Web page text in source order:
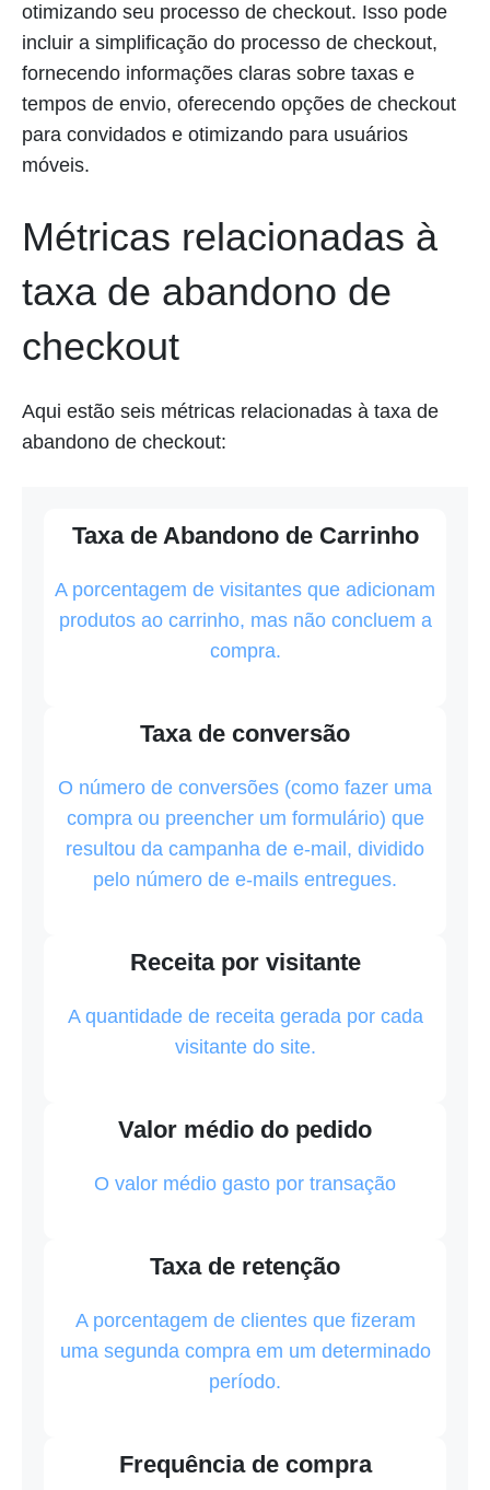
otimizando seu processo de checkout. Isso pode
incluir a simplificação do processo de checkout,
fornecendo informações claras sobre taxas e
tempos de envio, oferecendo opções de checkout
para convidados e otimizando para usuários
móveis.
Métricas relacionadas à
taxa de abandono de
checkout
Aqui estão seis métricas relacionadas à taxa de
abandono de checkout:
Taxa de Abandono de Carrinho
A porcentagem de visitantes que adicionam
produtos ao carrinho, mas não concluem a
compra.
Taxa de conversão
O número de conversões (como fazer uma
compra ou preencher um formulário) que
resultou da campanha de e-mail, dividido
pelo número de e-mails entregues.
Receita por visitante
A quantidade de receita gerada por cada
visitante do site.
Valor médio do pedido
O valor médio gasto por transação
Taxa de retenção
A porcentagem de clientes que fizeram
uma segunda compra em um determinado
período.
Frequência de compra